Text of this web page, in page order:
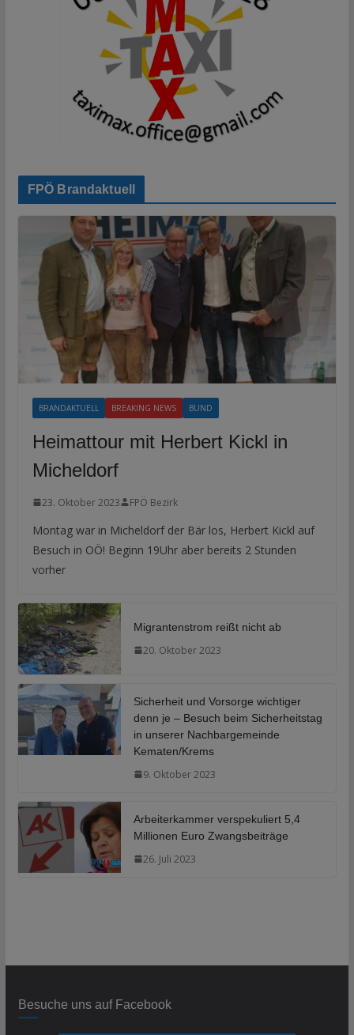
FPÖ Brandaktuell
BRANDAKTUELL BREAKING NEWS BUND
Heimattour mit Herbert Kickl in
Micheldorf
23. Oktober 2023 FPÖ Bezirk
Montag war in Micheldorf der Bär los, Herbert Kickl auf
Besuch in OÖ! Beginn 19Uhr aber bereits 2 Stunden
vorher
Migrantenstrom reißt nicht ab
20. Oktober 2023
Sicherheit und Vorsorge wichtiger
denn je – Besuch beim Sicherheitstag
in unserer Nachbargemeinde
Kematen/Krems
9. Oktober 2023
Arbeiterkammer verspekuliert 5,4
Millionen Euro Zwangsbeiträge
26. Juli 2023
Besuche uns auf Facebook